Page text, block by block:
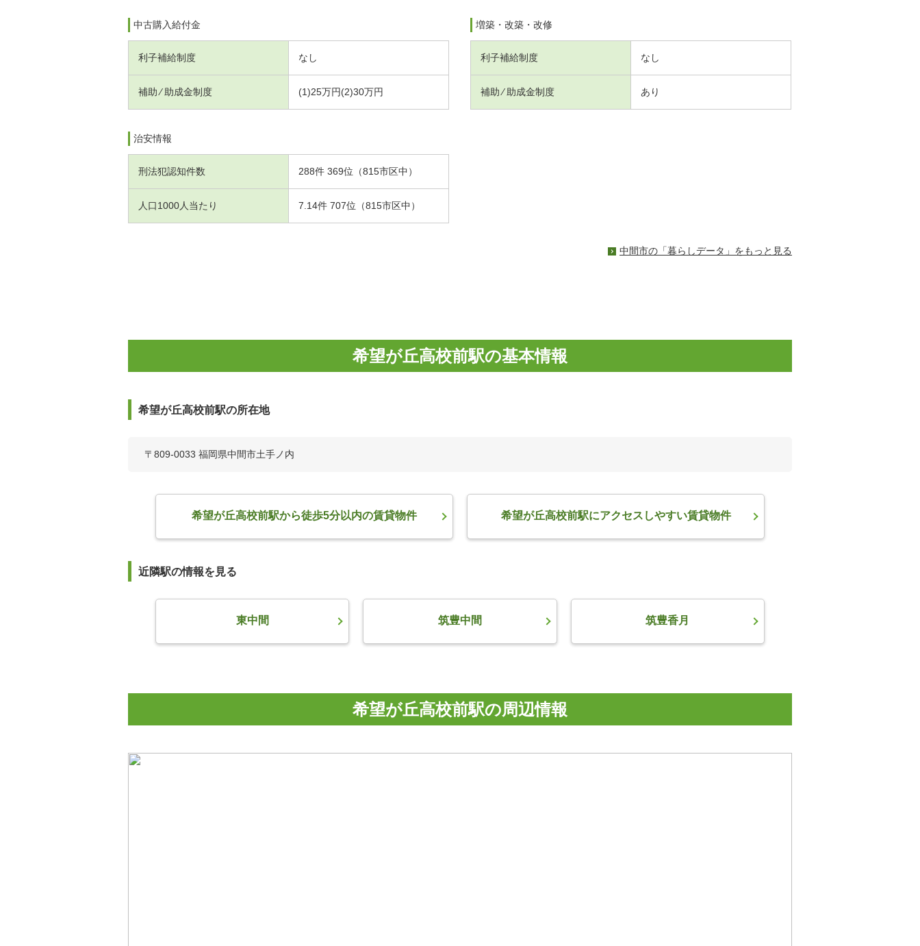
中古購入給付金
利子補給制度 なし
補助 ⁄ 助成金制度 (1)25万円(2)30万円
増築・改築・改修
利子補給制度 なし
補助 ⁄ 助成金制度 あり
治安情報
刑法犯認知件数 288件 369位（815市区中）
人口1000人当たり 7.14件 707位（815市区中）
中間市の「暮らしデータ」をもっと見る
希望が丘高校前駅の基本情報
希望が丘高校前駅の所在地
〒809-0033 福岡県中間市土手ノ内
希望が丘高校前駅から徒歩5分以内の賃貸物件 希望が丘高校前駅にアクセスしやすい賃貸物件
近隣駅の情報を見る
東中間 筑豊中間 筑豊香月
希望が丘高校前駅の周辺情報